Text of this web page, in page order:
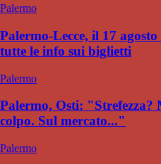
Palermo
Palermo-Lecce, il 17
tutte le info sui biglietti
Palermo
Palermo, Osti:
colpo. Sul mercato..."
Palermo